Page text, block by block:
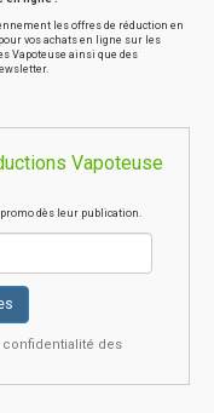
les offres de réduction en
vos achats en ligne sur les
Vapoteuse ainsi que des
Vapoteuse
dès leur publication.
des